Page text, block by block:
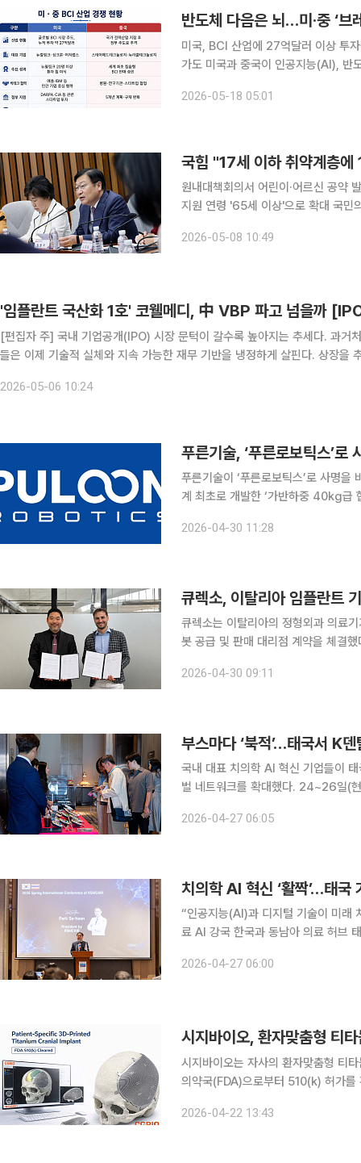
반도체 다음은 뇌…미·중 ‘
미국, BCI 산업에 27억달러 이상 투
가도 미국과 중국이 인공지능(AI), 반
여러 산업에 확장될 가능성이 커지며
2026-05-18 05:01
국힘 "17세 이하 취약계층
원내대책회의서 어린이·어르신 공약
지원 연령 '65세 이상'으로 확대 국민의힘은 8일 어린이·어르신 밀착형 민생 공약으로 17세 이하 취
원내대책회의에서 "취약계층 아동의
2026-05-08 10:49
'임플란트 국산화 1호' 코웰메디, 中 VBP 파고 넘을까
[편집자 주] 국내 기업공개(IPO) 시장 문턱이 갈수록 높아지는 추세다. 과거
들은 이제 기술적 실체와 지속 가능한 재무 기반을 냉정하게 살핀다. 상장을
2026-05-06 10:24
푸른기술이 ‘푸른로보틱스’로 사명
계 최초로 개발한 ‘가반하중 40kg급
관계자는 “‘내년 창업 30주년, 상장
2026-04-30 11:28
큐렉소, 이탈리아 임플란트
큐렉소는 이탈리아의 정형외과 의료
봇 공급 및 판매 대리점 계약을 체결했다고 30일 밝혔다. 이번 계
프리카(MENA) 시장에 공급한다. 퍼
2026-04-30 09:11
부스마다 ‘북적’…태국서
국내 대표 치의학 AI 혁신 기업들이
벌 네트워크를 확대했다. 24~26일(현지시간) 태국 방콕 닛코호텔에서 열린 한국의료임상AI로봇학
이오텍, 로이덴트, 필름베이스코리아,
2026-04-27 06:05
“인공지능(AI)과 디지털 기술이 미래
료 AI 강국 한국과 동남아 의료 허브
춘계 국제학술대회를 열고 AI 치의학
2026-04-27 06:00
시지바이오, 환자맞춤형 티
시지바이오는 자사의 환자맞춤형 티
의약국(FDA)으로부터 510(k) 허가
초로 미국 시장용 환자맞춤형 티타늄
2026-04-22 13:43